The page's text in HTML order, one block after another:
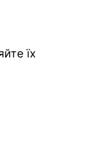
їх